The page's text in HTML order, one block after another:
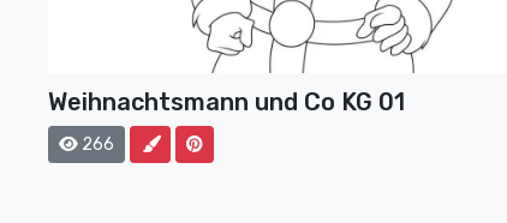
Weihnachtsmann und Co KG 01
266